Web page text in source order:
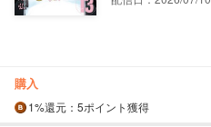
購入
1%還元 ：5ポイント獲得